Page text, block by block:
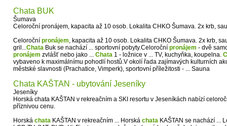
Chata BUK
Šumava
Celoroční pronájem, kapacita až 10 osob. Lokalita CHKO Šumava. 2x krb,
Celoroční pronájem, kapacita až 10 osob. Lokalita CHKO Šumava. 2x krb,
gril...Chata Buk se nachází ... sportovní pobyty.Celoroční pronájem - dvě
pronájem zvlášť nebo jako ... Chata 1 - ložnice v ... TV, kuchyňka, koupelna.
vybaveno k maximálnímu pohodlí hostů.V okolí řada zajímavých kulturních
městské slavnosti (Prachatice, Vimperk), sportovní příležitosti - ... Sauna
Chata KAŠTAN - ubytování Jeseníky
Jeseníky
Horská chata KAŠTAN v rekreačním a SKI resortu v Jeseníkách nabízí
příznivou cenu.
Horská chata KAŠTAN v rekreačním ... Horská chata KAŠTAN se nachází ...